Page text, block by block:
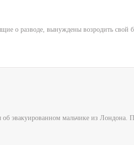
о разводе, вынуждены возродить свой
эвакуированном мальчике из Лондона.